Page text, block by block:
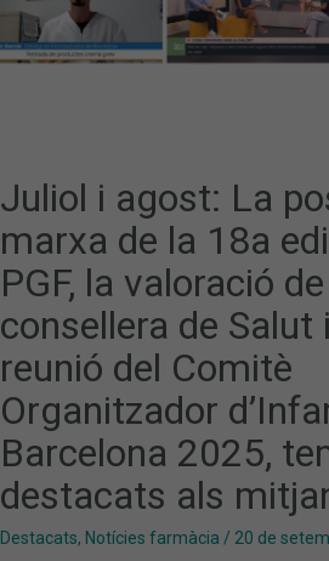
Juliol i agost: La
marxa de la 18a
PGF, la valoració
consellera de Salut
reunió del Comitè
Organitzador
Barcelona 2025,
destacats als
Destacats, Notícies farmàcia / 20 de
DEL
PGF,
LA
SALUT
I
PRIMERA
REUNIÓ
DEL
COMITÈ
ORGANITZADOR
D’INFARMA
BARCELONA
2025,
TEMES
MÉS
DESTACATS
MITJANS